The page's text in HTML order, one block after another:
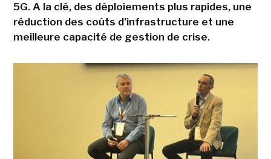
5G. A la clé, des déploiements plus rapides, une
réduction des coûts d'infrastructure et une
meilleure capacité de gestion de crise.